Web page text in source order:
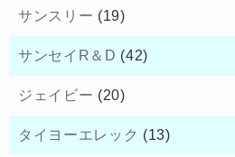
サンスリー (19)
サンセイR＆D (42)
ジェイビー (20)
タイヨーエレック (13)